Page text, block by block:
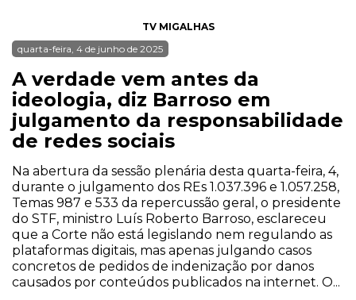
TV MIGALHAS
quarta-feira, 4 de junho de 2025
A verdade vem antes da
ideologia, diz Barroso em
julgamento da responsabilidade
de redes sociais
Na abertura da sessão plenária desta quarta-feira, 4,
durante o julgamento dos REs 1.037.396 e 1.057.258,
Temas 987 e 533 da repercussão geral, o presidente
do STF, ministro Luís Roberto Barroso, esclareceu
que a Corte não está legislando nem regulando as
plataformas digitais, mas apenas julgando casos
concretos de pedidos de indenização por danos
causados por conteúdos publicados na internet. O...